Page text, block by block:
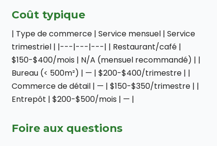
Coût typique
| Type de commerce | Service mensuel | Service
trimestriel | |---|---|---| | Restaurant/café |
$150-$400/mois | N/A (mensuel recommandé) | |
Bureau (< 500m²) | — | $200-$400/trimestre | |
Commerce de détail | — | $150-$350/trimestre | |
Entrepôt | $200-$500/mois | — |
Foire aux questions